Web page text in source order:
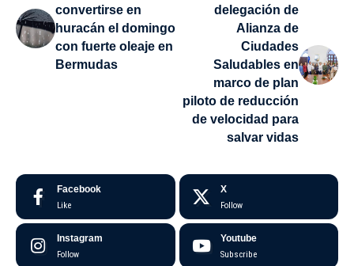
convertirse en
huracán el domingo
con fuerte oleaje en
Bermudas
delegación de
Alianza de
Ciudades
Saludables en
marco de plan
piloto de reducción
de velocidad para
salvar vidas
Facebook
Like
X
Follow
Instagram
Follow
Youtube
Subscribe